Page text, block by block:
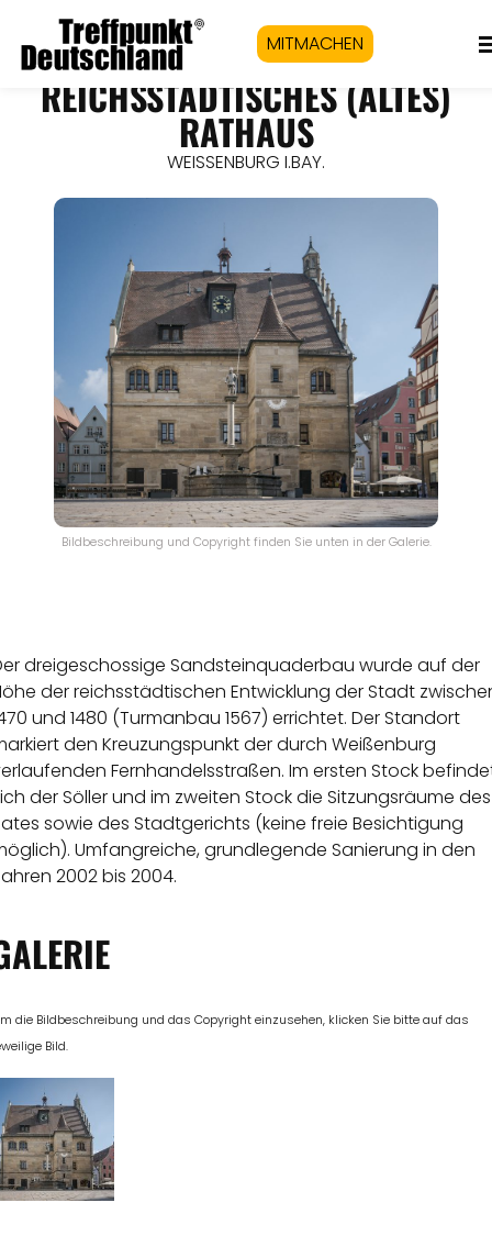
MITMACHEN
REICHSSTÄDTISCHES (ALTES)
RATHAUS
WEISSENBURG I.BAY.
Bildbeschreibung und Copyright finden Sie unten in der Galerie.
dreigeschossige Sandsteinquaderbau wurde auf der
der reichsstädtischen Entwicklung der Stadt
und 1480 (Turmanbau 1567) errichtet. Der Standort
den Kreuzungspunkt der durch Weißenburg
Fernhandelsstraßen. Im ersten Stock
der Söller und im zweiten Stock die Sitzungsräume des
sowie des Stadtgerichts (keine freie Besichtigung
Umfangreiche, grundlegende Sanierung in den
2002 bis 2004.
die Bildbeschreibung und das Copyright einzusehen, klicken Sie bitte auf das
Bild.